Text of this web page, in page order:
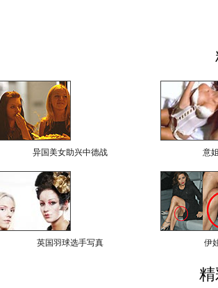
异国美女助兴中德战 意
英国羽球选手写真 伊